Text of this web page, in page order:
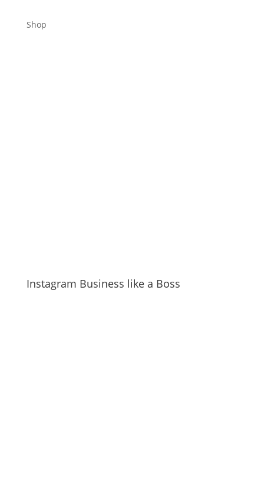
Shop
Instagram Business like a Boss